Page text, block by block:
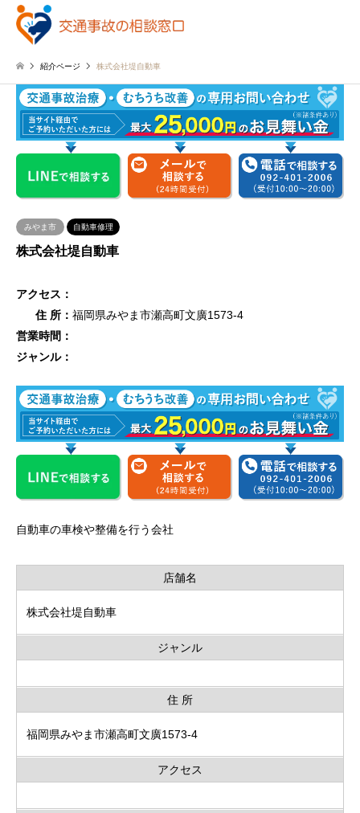
紹介ページ 株式会社堤自動車
みやま市 自動車修理
株式会社堤自動車
アクセス：
住 所： 福岡県みやま市瀬高町文廣1573-4
営業時間：
ジャンル：
自動車の車検や整備を行う会社
店舗名
株式会社堤自動車
ジャンル
住 所
福岡県みやま市瀬高町文廣1573-4
アクセス